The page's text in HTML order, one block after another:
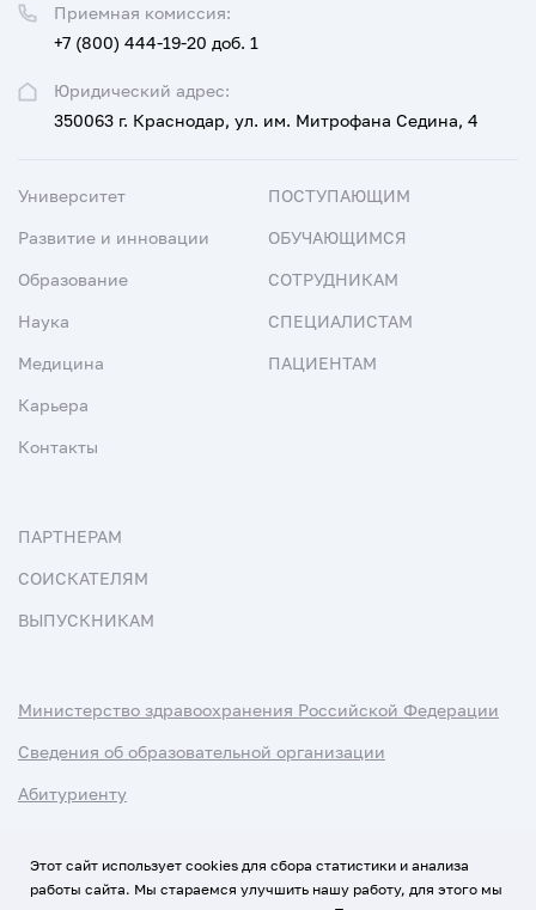
Юридический адрес:
350063 г. Краснодар, ул. им. Митрофана Седина, 4
Приемная комиссия:
+7 (800) 444-19-20 доб. 1
Университет
Развитие и инновации
Образование
Наука
Медицина
Карьера
Контакты
ПОСТУПАЮЩИМ
ОБУЧАЮЩИМСЯ
СОТРУДНИКАМ
СПЕЦИАЛИСТАМ
ПАЦИЕНТАМ
ПАРТНЕРАМ
СОИСКАТЕЛЯМ
ВЫПУСКНИКАМ
Министерство здравоохранения Российской Федерации
Сведения об образовательной организации
Абитуриенту
Этот сайт использует cookies для сбора статистики и анализа
работы сайта. Мы стараемся улучшить нашу работу, для этого мы